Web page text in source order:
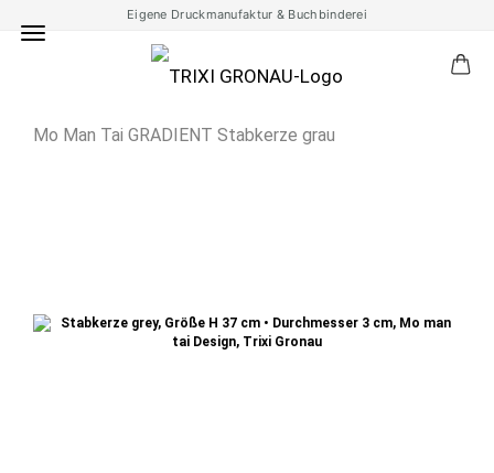
Eigene Druckmanufaktur & Buchbinderei
Mo Man Tai GRADIENT Stabkerze grau